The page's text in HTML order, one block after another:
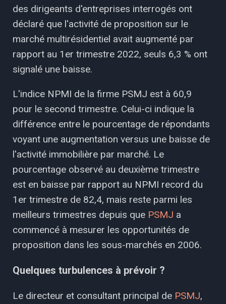
des dirigeants d'entreprises interrogés ont
déclaré que l'activité de proposition sur le
marché multirésidentiel avait augmenté par
rapport au 1er trimestre 2022, seuls 6,3 % ont
signalé une baisse.
L'indice NPMI de la firme PSMJ est à 60,9
pour le second trimestre. Celui-ci indique la
différence entre le pourcentage de répondants
voyant une augmentation versus une baisse de
l'activité immobilière par marché. Le
pourcentage observé au deuxième trimestre
est en baisse par rapport au NPMI record du
1er trimestre de 82,4, mais reste parmi les
meilleurs trimestres depuis que PSMJ a
commencé à mesurer les opportunités de
proposition dans les sous-marchés en 2006.
Quelques turbulences à prévoir ?
Le directeur et consultant principal de PSMJ,